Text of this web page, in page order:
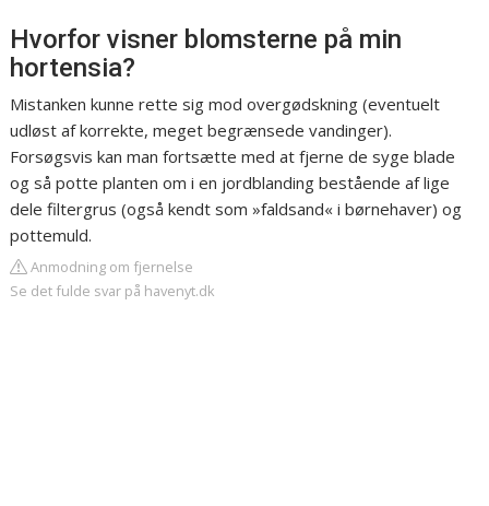
Hvorfor visner blomsterne på min
hortensia?
Mistanken kunne rette sig mod overgødskning (eventuelt
udløst af korrekte, meget begrænsede vandinger).
Forsøgsvis kan man fortsætte med at fjerne de syge blade
og så potte planten om i en jordblanding bestående af lige
dele filtergrus (også kendt som »faldsand« i børnehaver) og
pottemuld.
Anmodning om fjernelse
Se det fulde svar på havenyt.dk